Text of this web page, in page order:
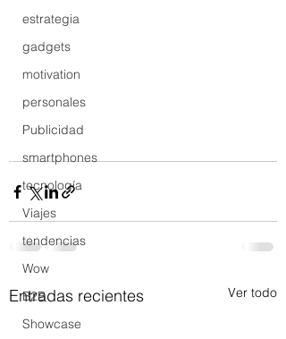
estrategia
gadgets
motivation
personales
Publicidad
smartphones
tecnología
Viajes
tendencias
Wow
B2B
Showcase
Entradas recientes Ver todo